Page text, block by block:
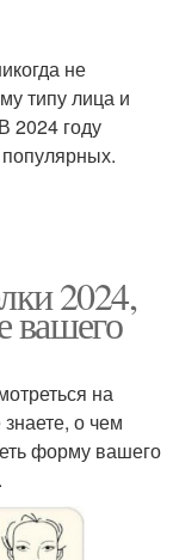
не
типу лица и
2024 году
2024,
вашего
на
о чем
форму вашего